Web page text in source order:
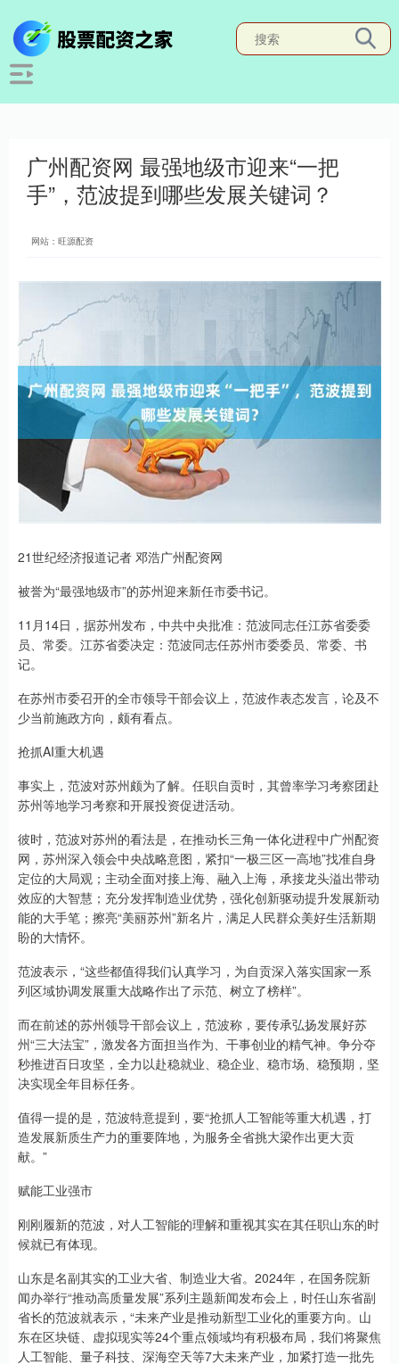
广州配资网 最强地级市迎来“一把
手”，范波提到哪些发展关键词？
网站：旺源配资
21世纪经济报道记者 邓浩广州配资网
被誉为“最强地级市”的苏州迎来新任市委书记。
11月14日，据苏州发布，中共中央批准：范波同志任江苏省委委
员、常委。江苏省委决定：范波同志任苏州市委委员、常委、书
记。
在苏州市委召开的全市领导干部会议上，范波作表态发言，论及不
少当前施政方向，颇有看点。
抢抓AI重大机遇
事实上，范波对苏州颇为了解。任职自贡时，其曾率学习考察团赴
苏州等地学习考察和开展投资促进活动。
彼时，范波对苏州的看法是，在推动长三角一体化进程中广州配资
网，苏州深入领会中央战略意图，紧扣“一极三区一高地”找准自身
定位的大局观；主动全面对接上海、融入上海，承接龙头溢出带动
效应的大智慧；充分发挥制造业优势，强化创新驱动提升发展新动
能的大手笔；擦亮“美丽苏州”新名片，满足人民群众美好生活新期
盼的大情怀。
范波表示，“这些都值得我们认真学习，为自贡深入落实国家一系
列区域协调发展重大战略作出了示范、树立了榜样”。
而在前述的苏州领导干部会议上，范波称，要传承弘扬发展好苏
州“三大法宝”，激发各方面担当作为、干事创业的精气神。争分夺
秒推进百日攻坚，全力以赴稳就业、稳企业、稳市场、稳预期，坚
决实现全年目标任务。
值得一提的是，范波特意提到，要“抢抓人工智能等重大机遇，打
造发展新质生产力的重要阵地，为服务全省挑大梁作出更大贡
献。”
赋能工业强市
刚刚履新的范波，对人工智能的理解和重视其实在其任职山东的时
候就已有体现。
山东是名副其实的工业大省、制造业大省。2024年，在国务院新
闻办举行“推动高质量发展”系列主题新闻发布会上，时任山东省副
省长的范波就表示，“未来产业是推动新型工业化的重要方向。山
东在区块链、虚拟现实等24个重点领域均有积极布局，我们将聚焦
人工智能、量子科技、深海空天等7大未来产业，加紧打造一批先